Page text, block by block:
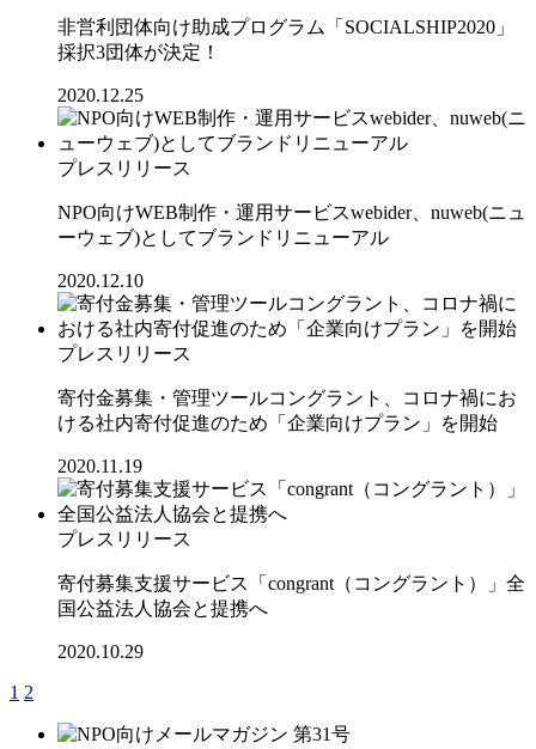
非営利団体向け助成プログラム「SOCIALSHIP2020」
採択3団体が決定！
2020.12.25
プレスリリース
NPO向けWEB制作・運用サービスwebider、nuweb(ニュ
ーウェブ)としてブランドリニューアル
2020.12.10
プレスリリース
寄付金募集・管理ツールコングラント、コロナ禍にお
ける社内寄付促進のため「企業向けプラン」を開始
2020.11.19
プレスリリース
寄付募集支援サービス「congrant（コングラント）」全
国公益法人協会と提携へ
2020.10.29
1 2